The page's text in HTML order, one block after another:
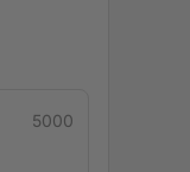
5000